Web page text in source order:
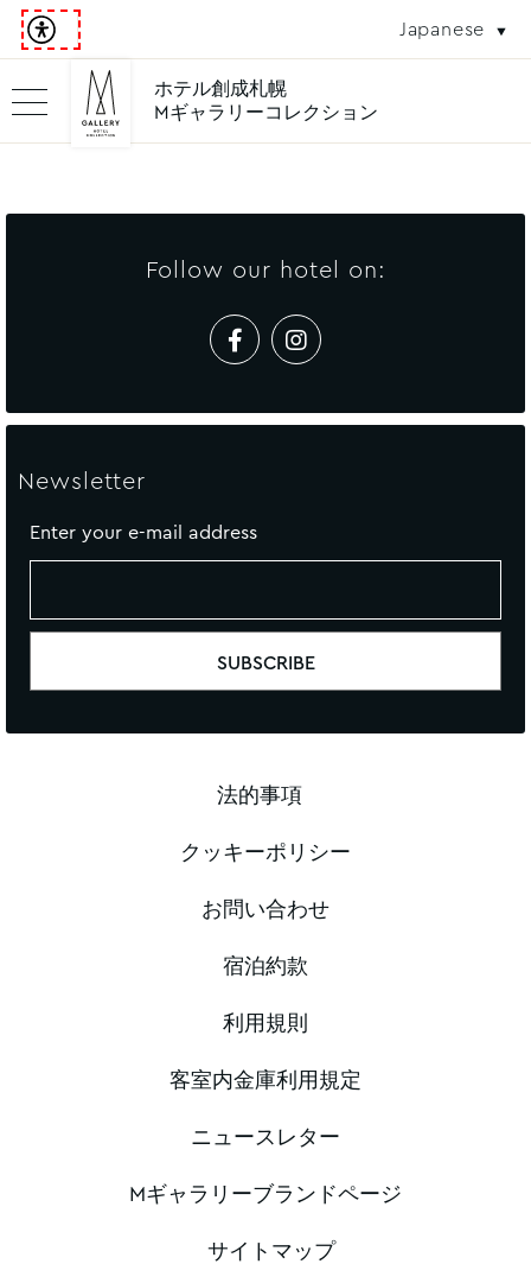
Japanese
ホテル創成札幌
Mギャラリーコレクション
Follow our hotel on:
Newsletter
Enter your e-mail address
法的事項
クッキーポリシー
お問い合わせ
宿泊約款
利用規則
客室内金庫利用規定
ニュースレター
Mギャラリーブランドページ
サイトマップ